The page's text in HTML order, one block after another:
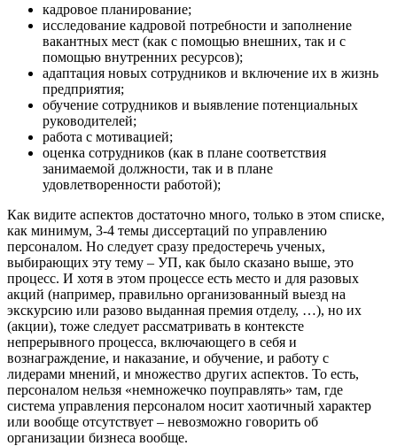
кадровое планирование;
исследование кадровой потребности и заполнение
вакантных мест (как с помощью внешних, так и с
помощью внутренних ресурсов);
адаптация новых сотрудников и включение их в жизнь
предприятия;
обучение сотрудников и выявление потенциальных
руководителей;
работа с мотивацией;
оценка сотрудников (как в плане соответствия
занимаемой должности, так и в плане
удовлетворенности работой);
Как видите аспектов достаточно много, только в этом списке,
как минимум, 3-4 темы диссертаций по управлению
персоналом. Но следует сразу предостеречь ученых,
выбирающих эту тему – УП, как было сказано выше, это
процесс. И хотя в этом процессе есть место и для разовых
акций (например, правильно организованный выезд на
экскурсию или разово выданная премия отделу, …), но их
(акции), тоже следует рассматривать в контексте
непрерывного процесса, включающего в себя и
вознаграждение, и наказание, и обучение, и работу с
лидерами мнений, и множество других аспектов. То есть,
персоналом нельзя «немножечко поуправлять» там, где
система управления персоналом носит хаотичный характер
или вообще отсутствует – невозможно говорить об
организации бизнеса вообще.